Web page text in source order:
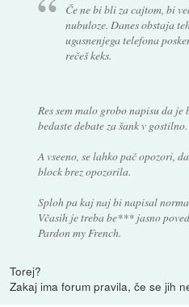
Če ne bi bli za cajtom, bi
nubuloze. Danes obstaja
ugasnenjega telefona
rečeš keks.
Res sem malo grobo napisu da je
bedaste debate za šank v gostilno.
A vseeno, se lahko pač opozori,
block brez opozorila.
Sploh pa kaj naj bi napisal
Včasih je treba be*** jasno
Pardon my French.
Torej?
Zakaj ima forum pravila, če se jih